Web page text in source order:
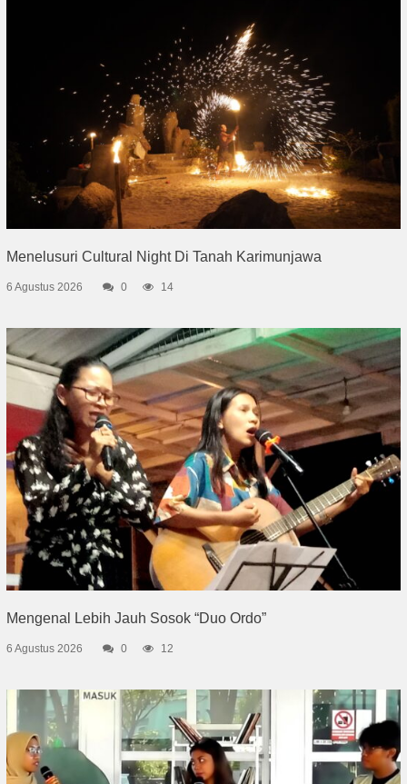
Menelusuri Cultural Night Di Tanah Karimunjawa
6 Agustus 2026 0 14
Mengenal Lebih Jauh Sosok “Duo Ordo”
6 Agustus 2026 0 12